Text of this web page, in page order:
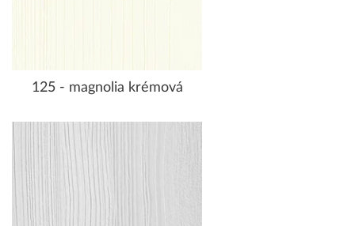
125 - magnolia krémová